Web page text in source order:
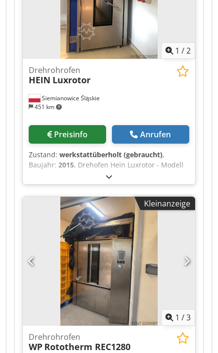
1 /2
Siemianowice Śląskie
451 km
Drehrohrofen
HEIN Luxrotor
Preisinfo Anrufen
Zustand: werkstattüberholt (gebraucht),
Baujahr: 2015, Drehofen Hein Luxrotor - Modell
Ecostone - gebraucht - Baujahr 2015 - für Bleche
60 x 80 - elektronische Steuerung - keramische
Wand - Gas- oder Ölbrenner - nach einer
Revision Csdpfxeznwnls Abperf - 1 Wagen -
Garantie - Preis auf Anfrage
Kleinanzeige
1 /3
Drehrohrofen
WP Rototherm REC1280